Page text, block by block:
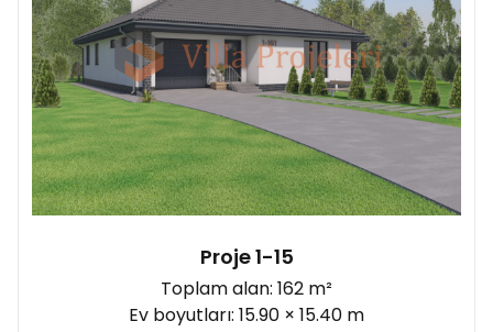
Proje 1-15
Toplam alan: 162 m²
Ev boyutları: 15.90 × 15.40 m